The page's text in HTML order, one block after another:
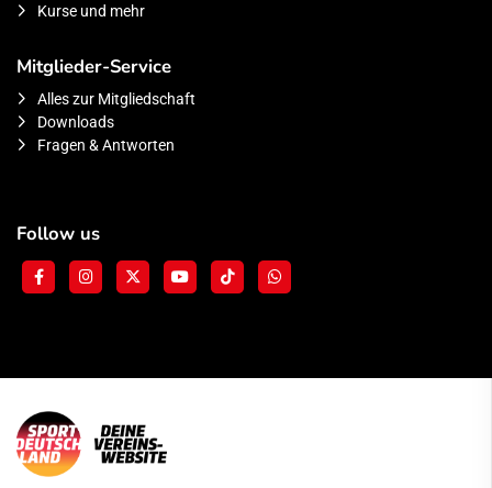
Kurse und mehr
Mitglieder-Service
Alles zur Mitgliedschaft
Downloads
Fragen & Antworten
Follow us